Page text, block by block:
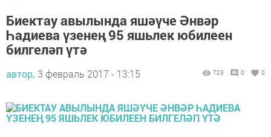
Биектау авылында яшәүче Әнвәр
Һадиева үзенең 95 яшьлек юбилеен
билгеләп үтә
автор, 3 февраль 2017 - 13:15 723 0 0